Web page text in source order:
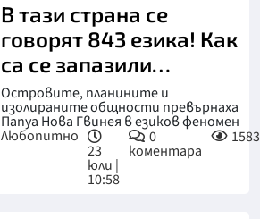
В тази страна се
говорят 843 езика! Как
са се запазили
толкова много?
Островите, планините и
изолираните общности превърнаха
Папуа Нова Гвинея в езиков феномен
Любопитно
23
юли |
10:58
0
коментара
1583